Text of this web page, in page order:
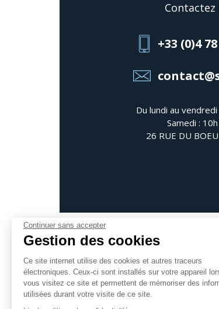
+33 (0)4
Du lundi au
Samedi :
26 RUE DU
Suivez-nous
Continuer sans accepter
Gestion des cookies
Ce site internet utilise des cookies et autres traceurs
électroniques. Ceux-ci sont installés sur votre appareil
vous visitez ce site et permettent de mémoriser des
utilisées durant votre visite de ce site.